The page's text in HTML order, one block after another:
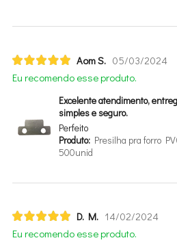
Aom S. 05/03/2024
Eu recomendo esse produto.
Excelente atendimento,
simples e seguro.
Perfeito
Produto:Presilha pra forro
500unid
D. M. 14/02/2024
Eu recomendo esse produto.